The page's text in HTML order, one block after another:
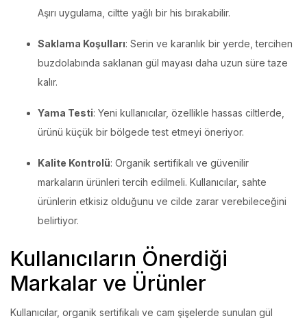
Aşırı uygulama, ciltte yağlı bir his bırakabilir.
Saklama Koşulları: Serin ve karanlık bir yerde, tercihen
buzdolabında saklanan gül mayası daha uzun süre taze
kalır.
Yama Testi: Yeni kullanıcılar, özellikle hassas ciltlerde,
ürünü küçük bir bölgede test etmeyi öneriyor.
Kalite Kontrolü: Organik sertifikalı ve güvenilir
markaların ürünleri tercih edilmeli. Kullanıcılar, sahte
ürünlerin etkisiz olduğunu ve cilde zarar verebileceğini
belirtiyor.
Kullanıcıların Önerdiği
Markalar ve Ürünler
Kullanıcılar, organik sertifikalı ve cam şişelerde sunulan gül